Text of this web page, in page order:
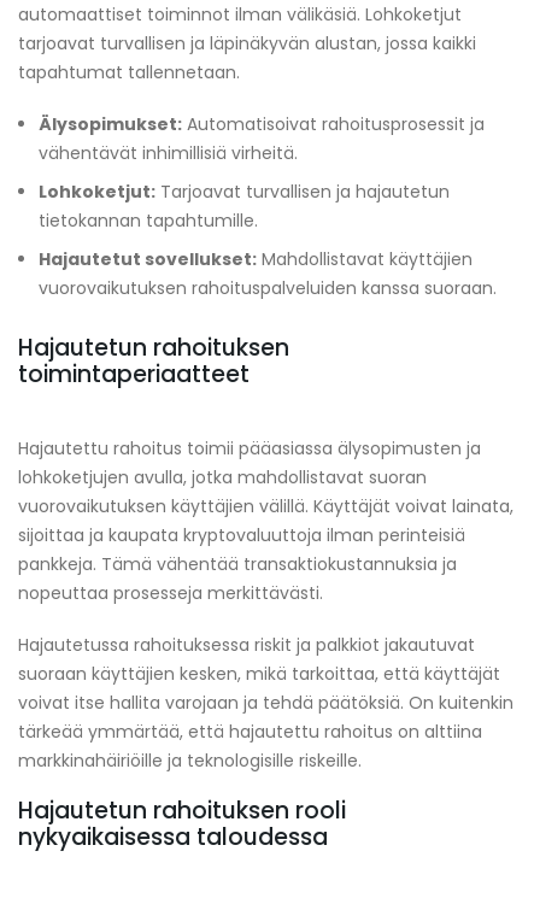
automaattiset toiminnot ilman välikäsiä. Lohkoketjut
tarjoavat turvallisen ja läpinäkyvän alustan, jossa kaikki
tapahtumat tallennetaan.
Älysopimukset: Automatisoivat rahoitusprosessit ja
vähentävät inhimillisiä virheitä.
Lohkoketjut: Tarjoavat turvallisen ja hajautetun
tietokannan tapahtumille.
Hajautetut sovellukset: Mahdollistavat käyttäjien
vuorovaikutuksen rahoituspalveluiden kanssa suoraan.
Hajautetun rahoituksen
toimintaperiaatteet
Hajautettu rahoitus toimii pääasiassa älysopimusten ja
lohkoketjujen avulla, jotka mahdollistavat suoran
vuorovaikutuksen käyttäjien välillä. Käyttäjät voivat lainata,
sijoittaa ja kaupata kryptovaluuttoja ilman perinteisiä
pankkeja. Tämä vähentää transaktiokustannuksia ja
nopeuttaa prosesseja merkittävästi.
Hajautetussa rahoituksessa riskit ja palkkiot jakautuvat
suoraan käyttäjien kesken, mikä tarkoittaa, että käyttäjät
voivat itse hallita varojaan ja tehdä päätöksiä. On kuitenkin
tärkeää ymmärtää, että hajautettu rahoitus on alttiina
markkinahäiriöille ja teknologisille riskeille.
Hajautetun rahoituksen rooli
nykyaikaisessa taloudessa